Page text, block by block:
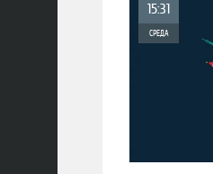
15:31
СРЕДА